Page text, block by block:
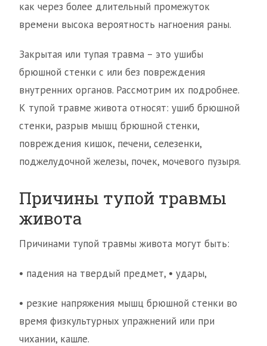
как через более длительный промежуток
времени высока вероятность нагноения раны.
Закрытая или тупая травма – это ушибы
брюшной стенки с или без повреждения
внутренних органов. Рассмотрим их подробнее.
К тупой травме живота относят: ушиб брюшной
стенки, разрыв мышц брюшной стенки,
повреждения кишок, печени, селезенки,
поджелудочной железы, почек, мочевого пузыря.
Причины тупой травмы
живота
Причинами тупой травмы живота могут быть:
• падения на твердый предмет, • удары,
• резкие напряжения мышц брюшной стенки во
время физкультурных упражнений или при
чихании, кашле.